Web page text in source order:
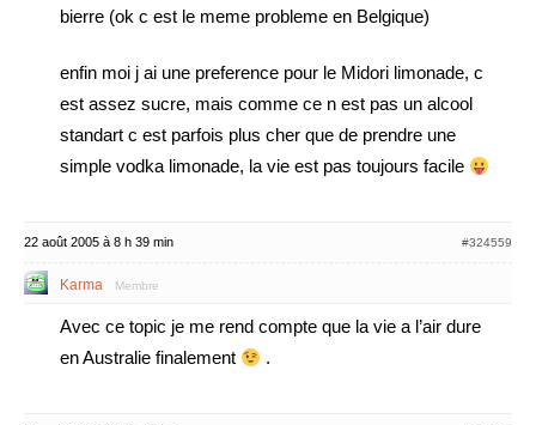
bierre (ok c est le meme probleme en Belgique)
enfin moi j ai une preference pour le Midori limonade, c
est assez sucre, mais comme ce n est pas un alcool
standart c est parfois plus cher que de prendre une
simple vodka limonade, la vie est pas toujours facile
22 août 2005 à 8 h 39 min #324559
Karma Membre
Avec ce topic je me rend compte que la vie a l’air dure
en Australie finalement
.